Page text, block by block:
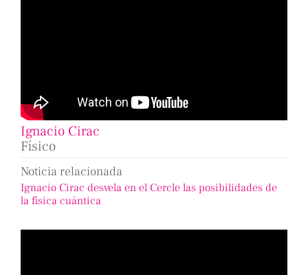
Ignacio Cirac
Físico
Noticia relacionada
Ignacio Cirac desvela en el Cercle las posibilidades de
la física cuántica